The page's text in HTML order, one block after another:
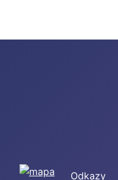
Odkazy